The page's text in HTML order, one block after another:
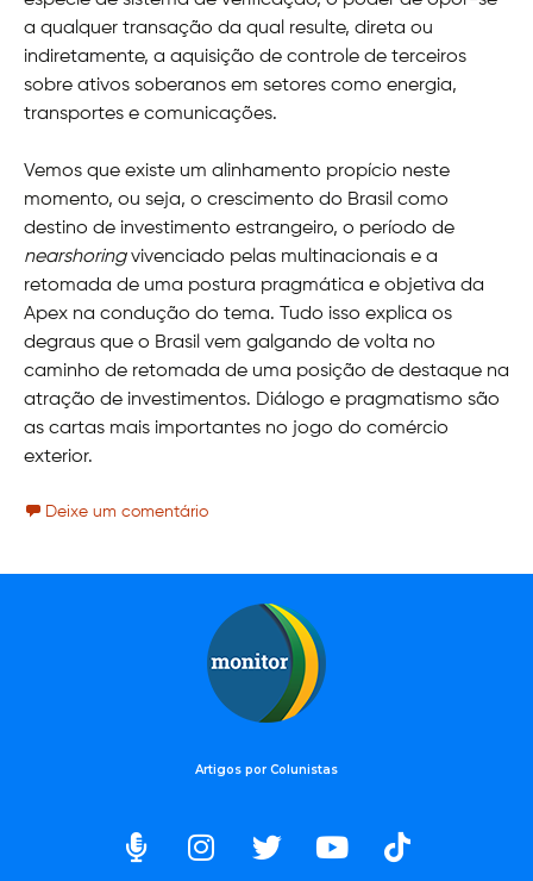
a qualquer transação da qual resulte, direta ou
indiretamente, a aquisição de controle de terceiros
sobre ativos soberanos em setores como energia,
transportes e comunicações.
Vemos que existe um alinhamento propício neste
momento, ou seja, o crescimento do Brasil como
destino de investimento estrangeiro, o período de
nearshoringvivenciado pelas multinacionais e a
retomada de uma postura pragmática e objetiva da
Apex na condução do tema. Tudo isso explica os
degraus que o Brasil vem galgando de volta no
caminho de retomada de uma posição de destaque na
atração de investimentos. Diálogo e pragmatismo são
as cartas mais importantes no jogo do comércio
exterior.
Deixe um comentário
Artigos por Colunistas